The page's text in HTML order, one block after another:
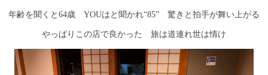
年齢を聞くと64歳 YOUはと聞かれ“85” 驚きと拍手が舞い上がる
やっぱりこの店で良かった 旅は道連れ世は情け